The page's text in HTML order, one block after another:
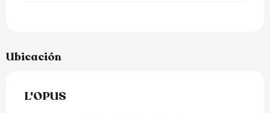
Ubicación
L'OPUS